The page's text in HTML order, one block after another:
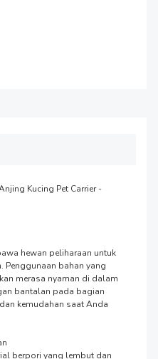
Kucing Pet Carrier -
hewan peliharaan untuk
Penggunaan bahan yang
merasa nyaman di dalam
bantalan pada bagian
kemudahan saat Anda